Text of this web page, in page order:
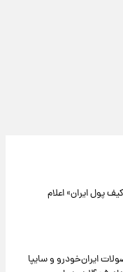
پول ایران» اعلام
ایران‌خودرو و سایپا